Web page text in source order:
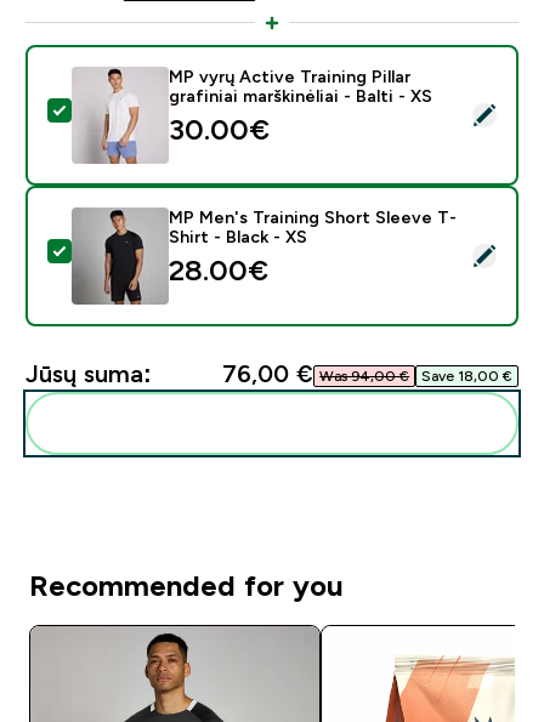
Pasirinkti šį produktą - MP vyrų Active Training Pillar
MP vyrų Active Training Pillar
grafiniai marškinėliai - Balti - XS
30.00€‎
Pasirinkti šį produktą - MP Men's Training Short
MP Men's Training Short Sleeve T-
Shirt - Black - XS
28.00€‎
Jūsų suma: 76,00 €‎ Was 94,00 €‎ Save 18,00 €‎
Recommended for you